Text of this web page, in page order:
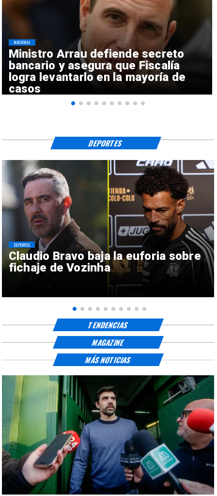
Ministro Arrau defiende secreto
bancario y asegura que Fiscalía
logra levantarlo en la mayoría de
casos
NACIONAL
Claudio Bravo baja la euforia sobre
fichaje de Vozinha
DEPORTES
DEPORTES
TENDENCIAS
MAGAZINE
MÁS NOTICIAS